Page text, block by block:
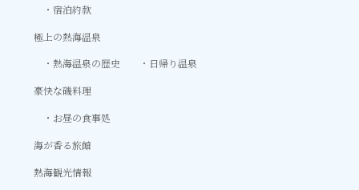
宿泊約款
極上の熱海温泉
熱海温泉の歴史
日帰り温泉
豪快な磯料理
お昼の食事処
海が香る旅館
熱海観光情報